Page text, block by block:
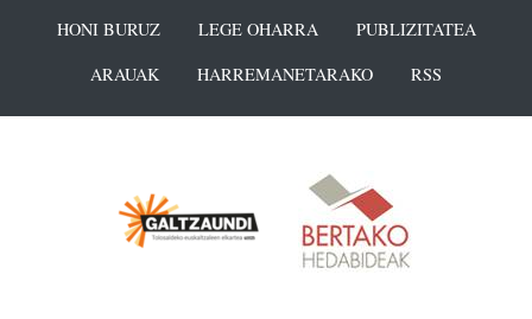
HONI BURUZ LEGE OHARRA
PUBLIZITATEA
ARAUAK
HARREMANETARAKO RSS